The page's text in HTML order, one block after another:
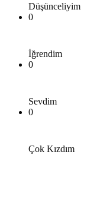
Düşünceliyim
0
İğrendim
0
Sevdim
0
Çok Kızdım